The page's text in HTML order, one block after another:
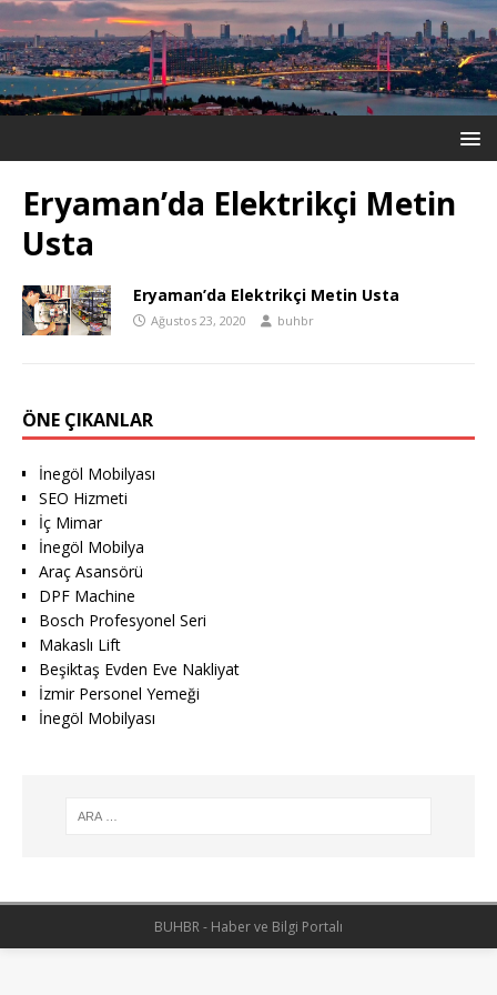
Eryaman’da Elektrikçi Metin
Usta
Eryaman’da Elektrikçi Metin Usta
Ağustos 23, 2020 buhbr
ÖNE ÇIKANLAR
İnegöl Mobilyası
SEO Hizmeti
İç Mimar
İnegöl Mobilya
Araç Asansörü
DPF Machine
Bosch Profesyonel Seri
Makaslı Lift
Beşiktaş Evden Eve Nakliyat
İzmir Personel Yemeği
İnegöl Mobilyası
BUHBR - Haber ve Bilgi Portalı